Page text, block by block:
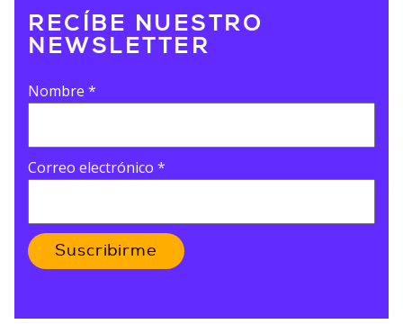
RECÍBE NUESTRO
NEWSLETTER
Nombre *
Correo electrónico *
Suscribirme